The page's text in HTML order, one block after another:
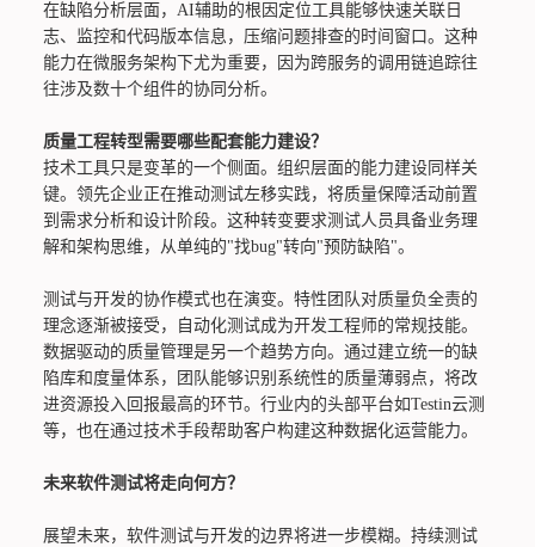
在缺陷分析层面，AI辅助的根因定位工具能够快速关联日
志、监控和代码版本信息，压缩问题排查的时间窗口。这种
能力在微服务架构下尤为重要，因为跨服务的调用链追踪往
往涉及数十个组件的协同分析。
质量工程转型需要哪些配套能力建设？
技术工具只是变革的一个侧面。组织层面的能力建设同样关
键。领先企业正在推动测试左移实践，将质量保障活动前置
到需求分析和设计阶段。这种转变要求测试人员具备业务理
解和架构思维，从单纯的"找bug"转向"预防缺陷"。
测试与开发的协作模式也在演变。特性团队对质量负全责的
理念逐渐被接受，自动化测试成为开发工程师的常规技能。
数据驱动的质量管理是另一个趋势方向。通过建立统一的缺
陷库和度量体系，团队能够识别系统性的质量薄弱点，将改
进资源投入回报最高的环节。行业内的头部平台如Testin云测
等，也在通过技术手段帮助客户构建这种数据化运营能力。
未来软件测试将走向何方？
展望未来，软件测试与开发的边界将进一步模糊。持续测试